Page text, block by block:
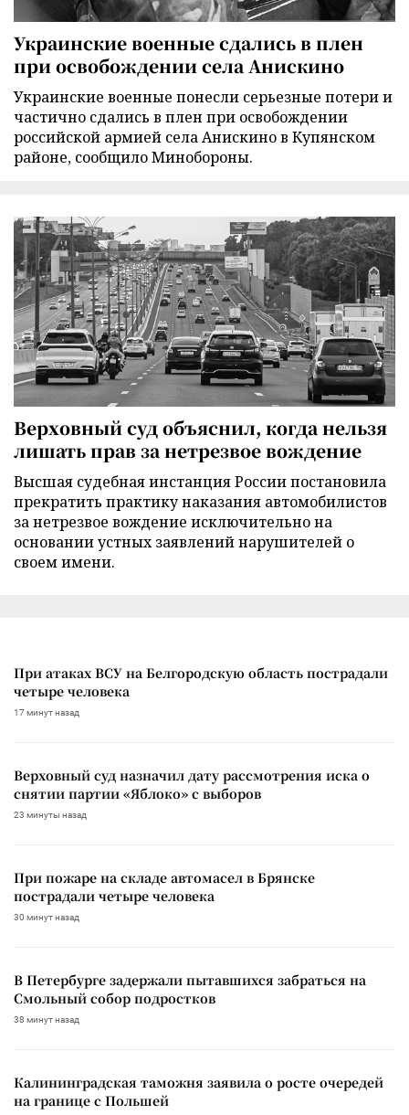
Украинские военные сдались в плен
при освобождении села Анискино
Украинские военные понесли серьезные потери и
частично сдались в плен при освобождении
российской армией села Анискино в Купянском
районе, сообщило Минобороны.
Верховный суд объяснил, когда нельзя
лишать прав за нетрезвое вождение
Высшая судебная инстанция России постановила
прекратить практику наказания автомобилистов
за нетрезвое вождение исключительно на
основании устных заявлений нарушителей о
своем имени.
При атаках ВСУ на Белгородскую область пострадали
четыре человека
17 минут назад
Верховный суд назначил дату рассмотрения иска о
снятии партии «Яблоко» с выборов
23 минуты назад
При пожаре на складе автомасел в Брянске
пострадали четыре человека
30 минут назад
В Петербурге задержали пытавшихся забраться на
Смольный собор подростков
38 минут назад
Калининградская таможня заявила о росте очередей
на границе с Польшей